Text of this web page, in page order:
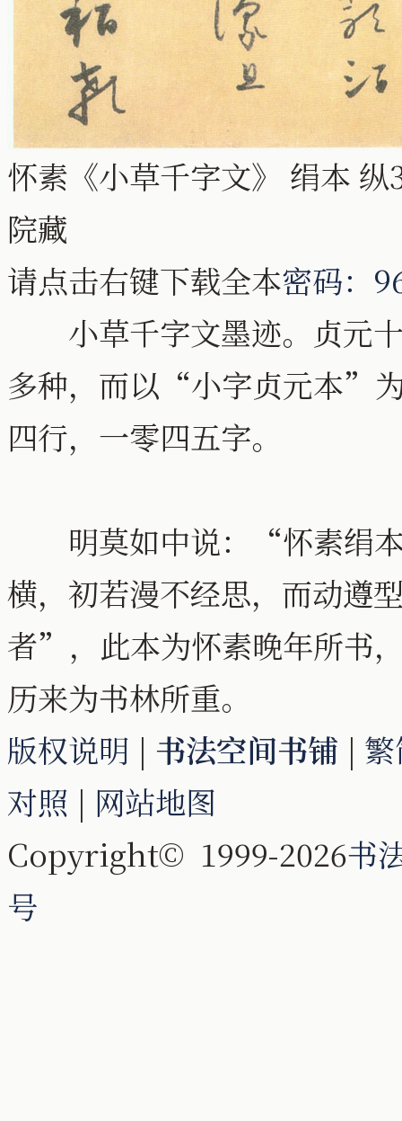
怀素《小草千字文》 绢本
院藏
请点击右键下载全本密码：
小草千字文墨迹。贞元十
多种，而以“小字贞元本”
四行，一零四五字。
明莫如中说：“怀素绢本
横，初若漫不经思，而动遵
者”，此本为怀素晚年所书
历来为书林所重。
版权说明 | 书法空间书铺 |
对照 | 网站地图
Copyright© 1999-2026书
号